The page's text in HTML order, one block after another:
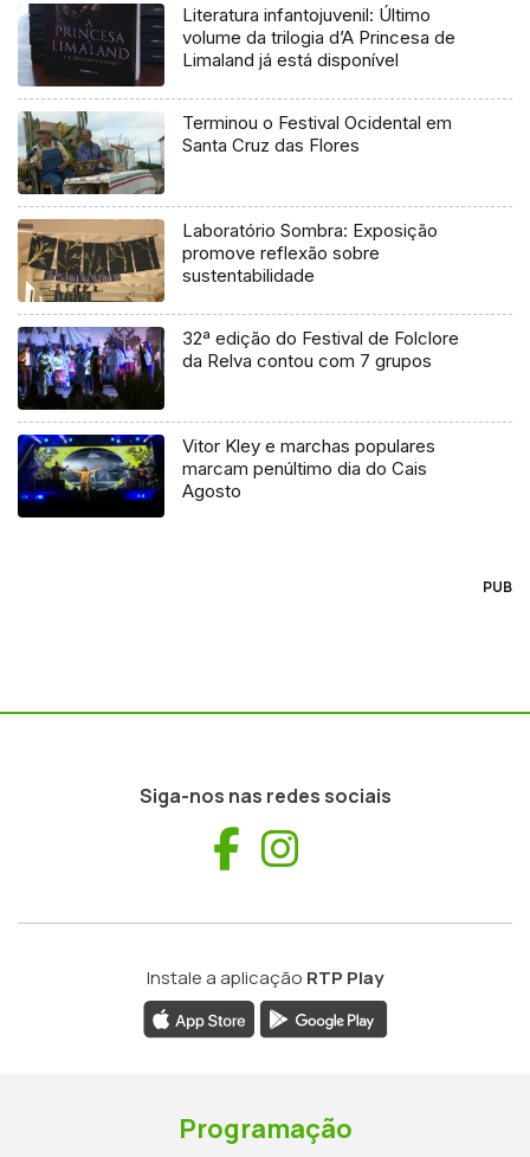
Literatura infantojuvenil: Último
volume da trilogia d’A Princesa de
Limaland já está disponível
Terminou o Festival Ocidental em
Santa Cruz das Flores
Laboratório Sombra: Exposição
promove reflexão sobre
sustentabilidade
32ª edição do Festival de Folclore
da Relva contou com 7 grupos
Vitor Kley e marchas populares
marcam penúltimo dia do Cais
Agosto
PUB
Siga-nos nas redes sociais
Facebook
Instale a aplicação RTP Play
Programação